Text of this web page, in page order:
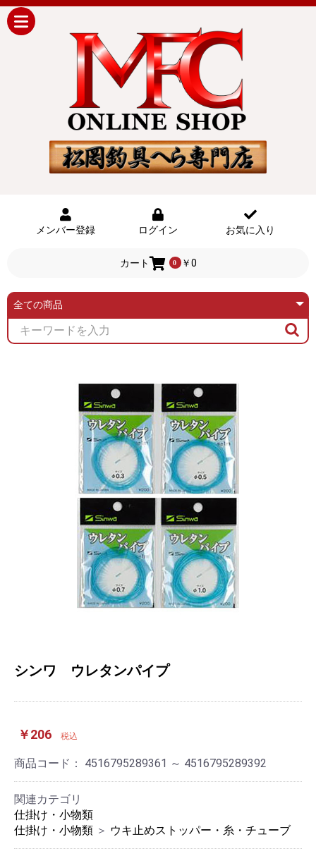
メンバー登録 ログイン お気に入り
カート 0 ￥0
シンワ ウレタンパイプ
￥206 税込
商品コード： 4516795289361 ～ 4516795289392
関連カテゴリ
仕掛け・小物類
仕掛け・小物類 ＞ ウキ止めストッパー・糸・チューブ